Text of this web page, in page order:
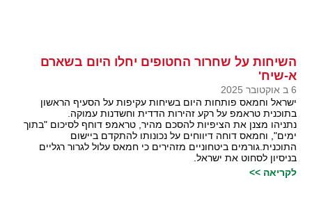
השיחות על שחרור החטופים יחלו היום בשארם
א-שיח'
6 ב אוקטובר 2025
ישראל וחמאס פותחות היום בשיחות עקיפות על הסעיף הראשון
בתוכנית טראמפ על רקע זהירות הדדית וחשדנות עמוקה.
נתניהו מצנן את הציפיות להסכם מהיר, טראמפ דוחף לסיכום "בתוך
ימים", וחמאס דוחה דיווחים על נכונותו להתקדם ביישום
התוכנית.גורמים ביטחוניים מזהירים כי חמאס עלול לגרור רגליים
בניסיון לסחוט את ישראל.
לקריאה >>